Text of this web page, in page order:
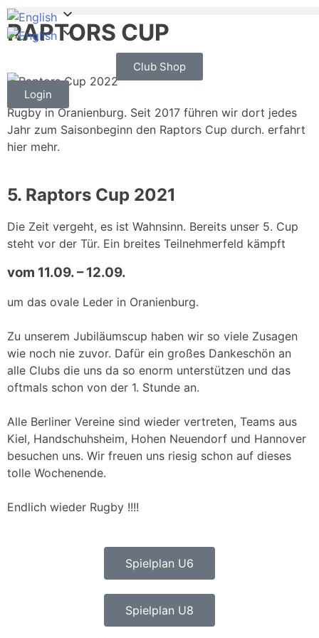
Club Shop
Login
RAPTORS CUP
Rugby in Oranienburg. Seit 2017 führen wir dort jedes
Jahr zum Saisonbeginn den Raptors Cup durch. erfahrt
hier mehr.
5. Raptors Cup 2021
Die Zeit vergeht, es ist Wahnsinn. Bereits unser 5. Cup
steht vor der Tür. Ein breites Teilnehmerfeld kämpft
vom 11.09. – 12.09.
um das ovale Leder in Oranienburg.
Zu unserem Jubiläumscup haben wir so viele Zusagen
wie noch nie zuvor. Dafür ein großes Dankeschön an
alle Clubs die uns da so enorm unterstützen und das
oftmals schon von der 1. Stunde an.
Alle Berliner Vereine sind wieder vertreten, Teams aus
Kiel, Handschuhsheim, Hohen Neuendorf und Hannover
besuchen uns. Wir freuen uns riesig schon auf dieses
tolle Wochenende.
Endlich wieder Rugby !!!!
Spielplan U6
Spielplan U8